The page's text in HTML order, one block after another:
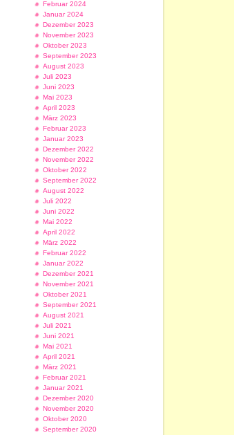
Februar 2024
Januar 2024
Dezember 2023
November 2023
Oktober 2023
September 2023
August 2023
Juli 2023
Juni 2023
Mai 2023
April 2023
März 2023
Februar 2023
Januar 2023
Dezember 2022
November 2022
Oktober 2022
September 2022
August 2022
Juli 2022
Juni 2022
Mai 2022
April 2022
März 2022
Februar 2022
Januar 2022
Dezember 2021
November 2021
Oktober 2021
September 2021
August 2021
Juli 2021
Juni 2021
Mai 2021
April 2021
März 2021
Februar 2021
Januar 2021
Dezember 2020
November 2020
Oktober 2020
September 2020